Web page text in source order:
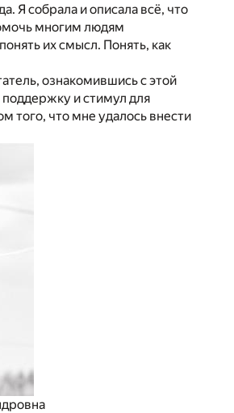
Я собрала и описала всё, что
многим людям
их смысл. Понять, как
ознакомившись с этой
и стимул для
того, что мне удалось внести